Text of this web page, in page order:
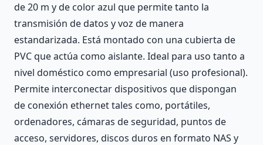
de 20 m y de color azul que permite tanto la
transmisión de datos y voz de manera
estandarizada. Está montado con una cubierta de
PVC que actúa como aislante. Ideal para uso tanto a
nivel doméstico como empresarial (uso profesional).
Permite interconectar dispositivos que dispongan
de conexión ethernet tales como, portátiles,
ordenadores, cámaras de seguridad, puntos de
acceso, servidores, discos duros en formato NAS y